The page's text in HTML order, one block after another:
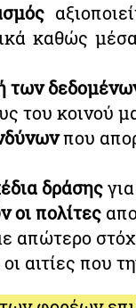
καθώς
των
του κοινού
που
δράσης
οι πολίτες
απώτερο
αιτίες που